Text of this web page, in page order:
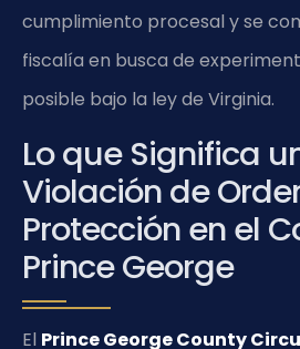
cumplimiento procesal y se
fiscalía en busca de
posible bajo la ley de Virginia.
Lo que Significa
Violación de
Protección en el
Prince George
El Prince George County